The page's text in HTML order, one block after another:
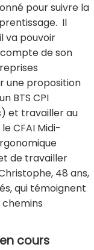
pour suivre la
Il
va pouvoir
de son
une proposition
BTS CPI
et travailler au
CFAI Midi-
de travailler
48 ans,
qui témoignent
cours